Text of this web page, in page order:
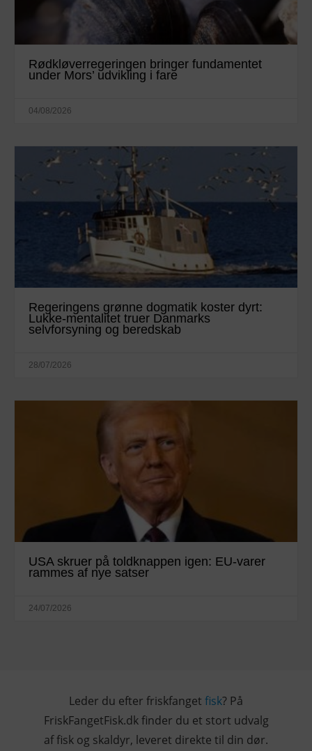
Rødkløverregeringen bringer fundamentet
under Mors’ udvikling i fare
04/08/2026
Regeringens grønne dogmatik koster dyrt:
Lukke-mentalitet truer Danmarks
selvforsyning og beredskab
28/07/2026
USA skruer på toldknappen igen: EU-varer
rammes af nye satser
24/07/2026
Leder du efter friskfanget fisk? På
FriskFangetFisk.dk finder du et stort udvalg
af fisk og skaldyr, leveret direkte til din dør.